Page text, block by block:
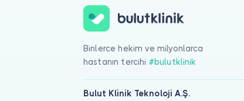
Binlerce hekim ve milyonlarca
hastanın tercihi #bulutklinik
Bulut Klinik Teknoloji A.Ş.